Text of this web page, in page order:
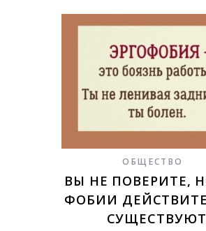
ОБЩЕСТВО
ВЫ НЕ ПОВЕРИТЕ,
ФОБИИ
СУЩЕСТВУЮТ